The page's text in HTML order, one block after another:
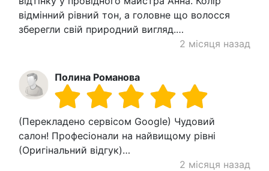
відмінний рівний тон, а головне що волосся
зберегли свій природний вигляд.…
2 місяця назад
Полина Романова
(Перекладено сервісом Google) Чудовий
салон! Професіонали на найвищому рівні
(Оригінальний відгук)…
2 місяця назад